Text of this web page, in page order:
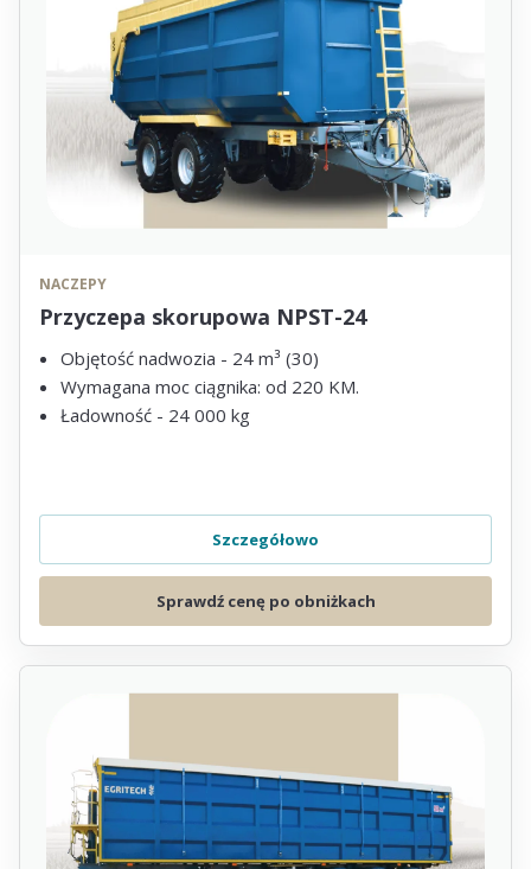
NACZEPY
Przyczepa skorupowa NPST-24
Objętość nadwozia - 24 m³ (30)
Wymagana moc ciągnika: od 220 KM.
Ładowność - 24 000 kg
Szczegółowo
Sprawdź cenę po obniżkach